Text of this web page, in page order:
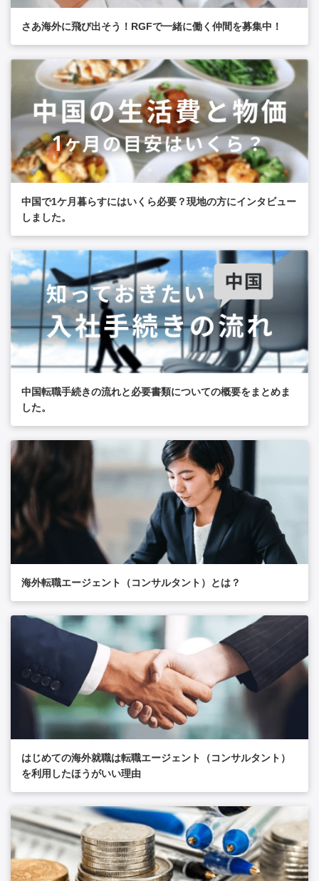
さあ海外に飛び出そう！RGFで一緒に働く仲間を募集中！
中国で1ケ月暮らすにはいくら必要？現地の方にインタビュー
しました。
中国転職手続きの流れと必要書類についての概要をまとめま
した。
海外転職エージェント（コンサルタント）とは？
はじめての海外就職は転職エージェント（コンサルタント）
を利用したほうがいい理由